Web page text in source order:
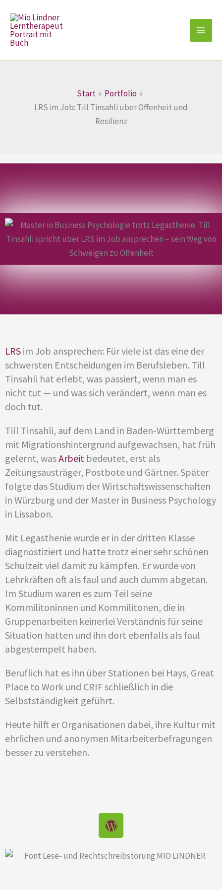
Inhalt
springen
Start
Portfolio
LRS im Job: Till Tinsahli über Offenheit und
Resilienz
LRS im Job ansprechen: Für viele ist das eine der
schwersten Entscheidungen im Berufsleben. Till
Tinsahli hat erlebt, was passiert, wenn man es
nicht tut — und was sich verändert, wenn man es
doch tut.
Till Tinsahli, auf dem Land in Baden-Württemberg
mit Migrationshintergrund aufgewachsen, hat früh
gelernt, wasArbeit bedeutet, erst als
Zeitungsausträger, Postbote und Gärtner. Später
folgte das Studium der Wirtschaftswissenschaften
in Würzburg und der Master in Business Psychology
in Lissabon.
Mit Legasthenie wurde er in der dritten Klasse
diagnostiziert und hatte trotz einer sehr schönen
Schulzeit viel damit zu kämpfen. Er wurde von
Lehrkräften oft als faul und auch dumm abgetan.
Im Studium waren es zum Teil seine
Kommilitoninnen und Kommilitonen, die in
Gruppenarbeiten keinerlei Verständnis für seine
Situation hatten und ihn dort ebenfalls als faul
abgestempelt haben.
Beruflich hat es ihn über Stationen bei Hays, Great
Place to Work und CRIF schließlich in die
Selbstständigkeit geführt.
Heute hilft er Organisationen dabei, ihre Kultur mit
ehrlichen und anonymen Mitarbeiterbefragungen
besser zu verstehen.
W
o
r
d